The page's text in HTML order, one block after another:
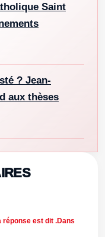
Saint
? Jean-
aux thèses
réponse est dit .Dans